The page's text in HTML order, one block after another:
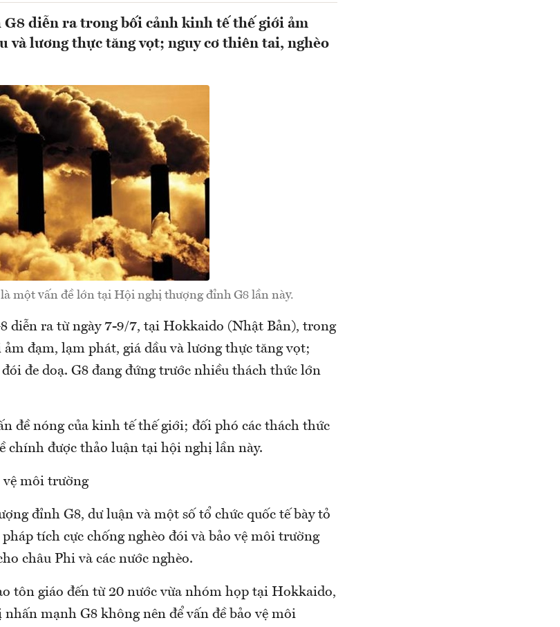
diễn ra trong bối cảnh kinh tế thế giới ảm
và lương thực tăng vọt; nguy cơ thiên tai, nghèo
một vấn đề lớn tại Hội nghị thượng đỉnh G8 lần này.
diễn ra từ ngày 7-9/7, tại Hokkaido (Nhật Bản), trong
đạm, lạm phát, giá dầu và lương thực tăng vọt;
đe doạ. G8 đang đứng trước nhiều thách thức lớn
đề nóng của kinh tế thế giới; đối phó các thách thức
chính được thảo luận tại hội nghị lần này.
vệ môi trường
đỉnh G8, dư luận và một số tổ chức quốc tế bày tỏ
pháp tích cực chống nghèo đói và bảo vệ môi trường
châu Phi và các nước nghèo.
tôn giáo đến từ 20 nước vừa nhóm họp tại Hokkaido,
mạnh G8 không nên để vấn đề bảo vệ môi